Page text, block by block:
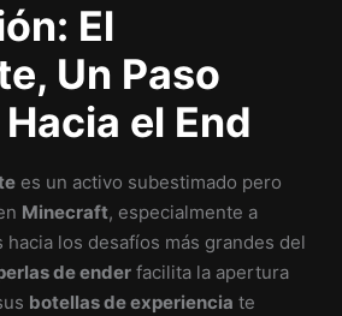
El
Un Paso
el End
es un activo subestimado pero
Minecraft, especialmente a
hacia los desafíos más grandes del
de ender facilita la apertura
botellas de experiencia te